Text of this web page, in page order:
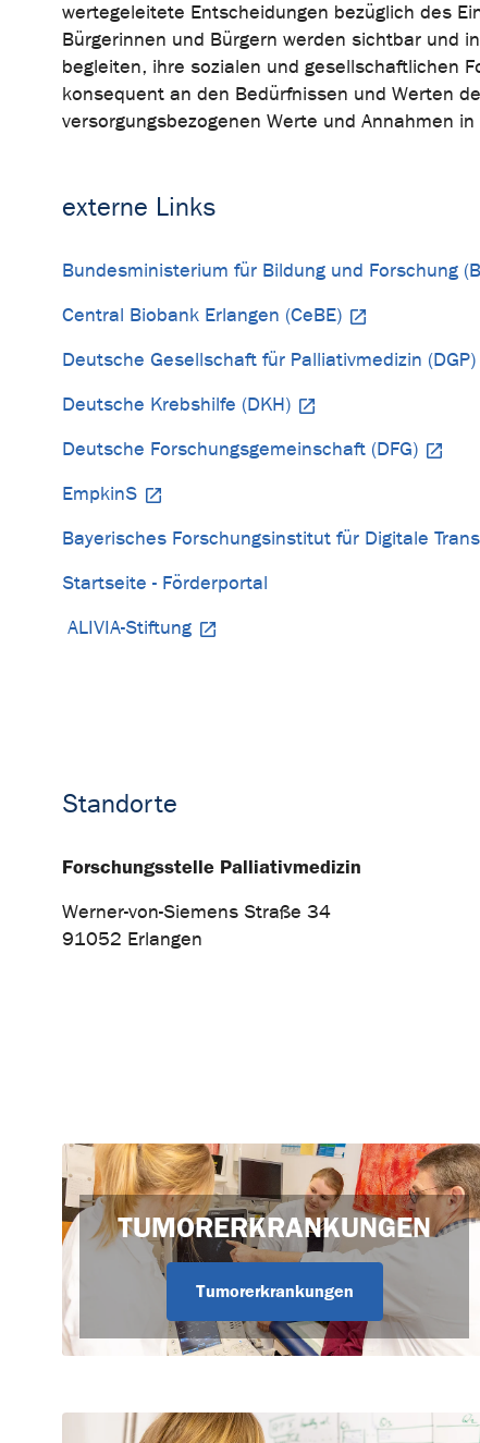
wertegeleitete Entscheidungen bezüglich des
Bürgerinnen und Bürgern werden sichtbar und
begleiten, ihre sozialen und gesellschaftlichen
konsequent an den Bedürfnissen und Werten
versorgungsbezogenen Werte und Annahmen
externe Links
Bundesministerium für Bildung und Forschung
Central Biobank Erlangen (CeBE)
Deutsche Gesellschaft für Palliativmedizin (DGP)
Deutsche Krebshilfe (DKH)
Deutsche Forschungsgemeinschaft (DFG)
EmpkinS
Bayerisches Forschungsinstitut für Digitale
Startseite - Förderportal
ALIVIA-Stiftung
Standorte
Forschungsstelle Palliativmedizin
Werner-von-Siemens Straße 34
91052 Erlangen
TUMORERKRANKUNGEN
Tumorerkrankungen